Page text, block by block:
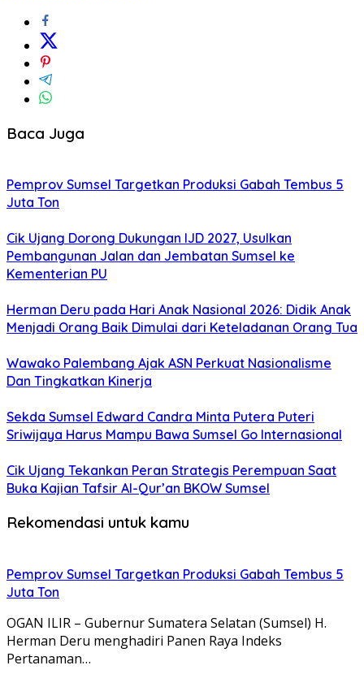
Baca Juga
Pemprov Sumsel Targetkan Produksi Gabah Tembus 5
Juta Ton
Cik Ujang Dorong Dukungan IJD 2027, Usulkan
Pembangunan Jalan dan Jembatan Sumsel ke
Kementerian PU
Herman Deru pada Hari Anak Nasional 2026: Didik Anak
Menjadi Orang Baik Dimulai dari Keteladanan Orang Tua
Wawako Palembang Ajak ASN Perkuat Nasionalisme
Dan Tingkatkan Kinerja
Sekda Sumsel Edward Candra Minta Putera Puteri
Sriwijaya Harus Mampu Bawa Sumsel Go Internasional
Cik Ujang Tekankan Peran Strategis Perempuan Saat
Buka Kajian Tafsir Al-Qur’an BKOW Sumsel
Rekomendasi untuk kamu
Pemprov Sumsel Targetkan Produksi Gabah Tembus 5
Juta Ton
OGAN ILIR – Gubernur Sumatera Selatan (Sumsel) H.
Herman Deru menghadiri Panen Raya Indeks
Pertanaman…